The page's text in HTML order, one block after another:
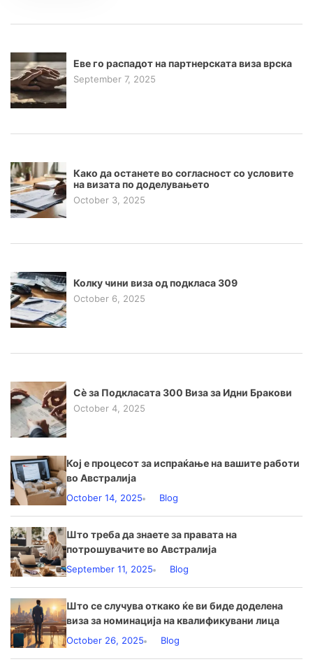
Еве го распадот на партнерската виза врска
September 7, 2025
Како да останете во согласност со условите
на визата по доделувањето
October 3, 2025
Колку чини виза од подкласа 309
October 6, 2025
Сè за Подкласата 300 Виза за Идни Бракови
October 4, 2025
Кој е процесот за испраќање на вашите работи
во Австралија
October 14, 2025 Blog
Што треба да знаете за правата на
потрошувачите во Австралија
September 11, 2025 Blog
Што се случува откако ќе ви биде доделена
виза за номинација на квалификувани лица
October 26, 2025 Blog